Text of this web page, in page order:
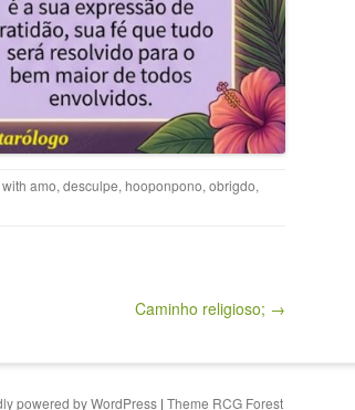
amo, desculpe, hooponpono, obrigdo,
Caminho religioso; →
powered by WordPress | Theme RCG Forest